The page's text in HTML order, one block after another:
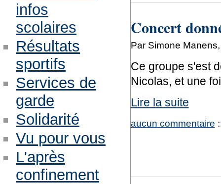
Concert
Par Simone
Ce groupe s'est
Nicolas, et une
Lire la suite
aucun commentaire
infos
scolaires
Résultats
sportifs
Services de
garde
Solidarité
Vu pour vous
L'après
confinement